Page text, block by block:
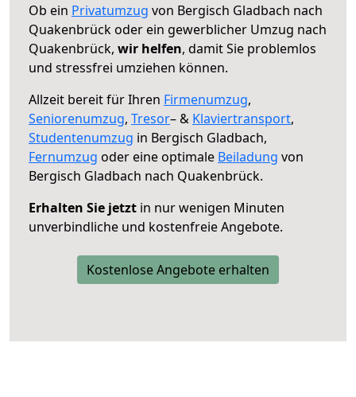
Ob ein Privatumzug von Bergisch Gladbach nach
Quakenbrück oder ein gewerblicher Umzug nach
Quakenbrück, wir helfen, damit Sie problemlos
und stressfrei umziehen können.
Allzeit bereit für Ihren Firmenumzug,
Seniorenumzug, Tresor– & Klaviertransport,
Studentenumzug in Bergisch Gladbach,
Fernumzug oder eine optimale Beiladung von
Bergisch Gladbach nach Quakenbrück.
Erhalten Sie jetzt in nur wenigen Minuten
unverbindliche und kostenfreie Angebote.
Kostenlose Angebote erhalten